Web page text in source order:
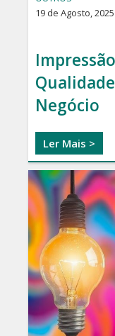
19 de Agosto, 2025
Negócio
Ler Mais >